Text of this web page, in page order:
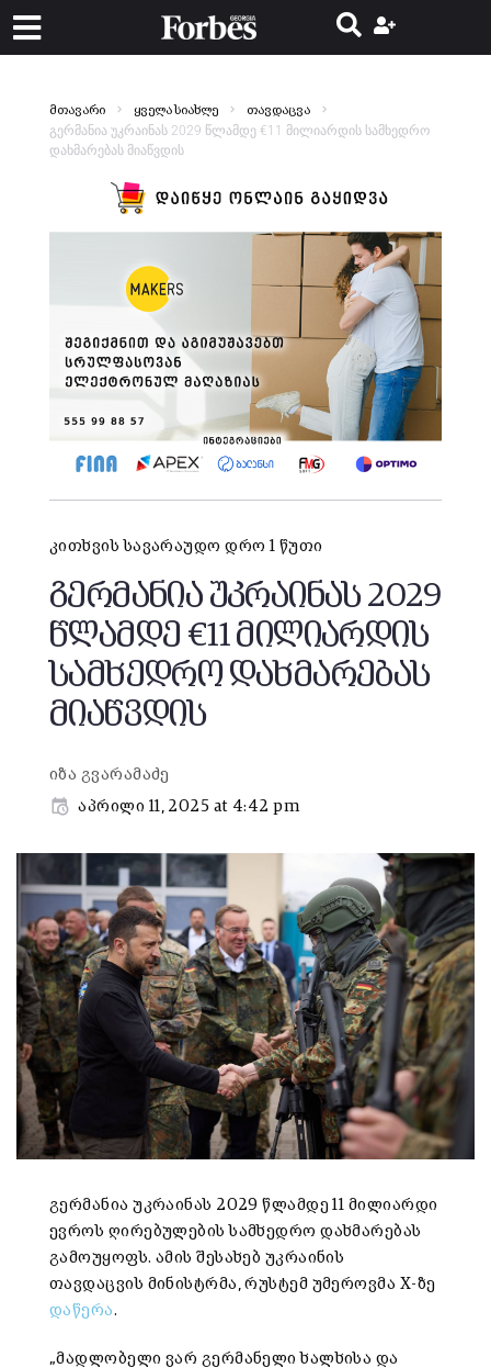
მთავარი ყველა სიახლე თავდაცვა
გერმანია უკრაინას 2029 წლამდე €11 მილიარდის სამხედრო
დახმარებას მიაწვდის
კითხვის სავარაუდო დრო 1 წუთი
გერმანია უკრაინას 2029
წლამდე €11 მილიარდის
სამხედრო დახმარებას
მიაწვდის
იზა გვარამაძე
აპრილი 11, 2025 at 4:42 pm
გერმანია უკრაინას 2029 წლამდე 11 მილიარდი
ევროს ღირებულების სამხედრო დახმარებას
გამოუყოფს. ამის შესახებ უკრაინის
თავდაცვის მინისტრმა, რუსტემ უმეროვმა X-ზე
დაწერა.
„მადლობელი ვარ გერმანელი ხალხისა და